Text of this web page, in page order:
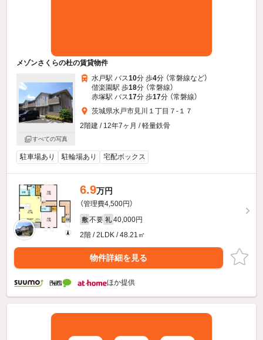
メゾンさくらの杜の賃貸物件
すべての写真
水戸駅 バス10分 歩4分 （常磐線など）
偕楽園駅 歩18分 （常磐線）
赤塚駅 バス17分 歩17分 （常磐線）
茨城県水戸市見川１丁目７-１７
2階建 / 12年7ヶ月 / 軽量鉄骨
駐車場あり 駐輪場あり 宅配ボックス
6.9万円
（管理費4,500円）
敷 不要 礼 40,000円
2階 / 2LDK / 48.21㎡
物件詳細を見る
ほか提供